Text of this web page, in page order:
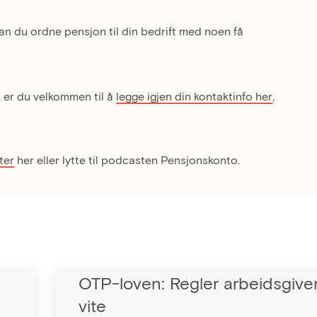
du ordne pensjon til din bedrift med noen få
du velkommen til å legge igjen din kontaktinfo her,
her eller lytte til podcasten Pensjonskonto.
OTP-loven: Regler
vite